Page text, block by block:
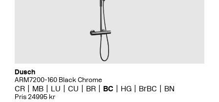
Dusch
ARM7200-160 Black Chrome
CR MB LU CU BR BC HG BrBC BN
Pris 24995 kr